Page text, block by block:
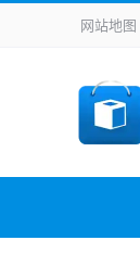
手机应用
手机游戏
电脑软件
网站地图